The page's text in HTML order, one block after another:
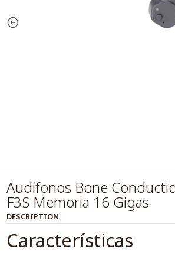
Audífonos Bone
F3S Memoria 16 Gigas
DESCRIPTION
Características